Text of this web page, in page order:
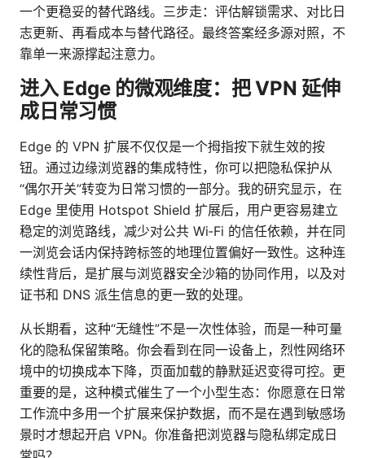
一个更稳妥的替代路线。三步走：评估解锁需求、对比日
志更新、再看成本与替代路径。最终答案经多源对照，不
靠单一来源撑起注意力。
进入 Edge 的微观维度：把 VPN 延伸
成日常习惯
Edge 的 VPN 扩展不仅仅是一个拇指按下就生效的按
钮。通过边缘浏览器的集成特性，你可以把隐私保护从
“偶尔开关”转变为日常习惯的一部分。我的研究显示，在
Edge 里使用 Hotspot Shield 扩展后，用户更容易建立
稳定的浏览路线，减少对公共 Wi‑Fi 的信任依赖，并在同
一浏览会话内保持跨标签的地理位置偏好一致性。这种连
续性背后，是扩展与浏览器安全沙箱的协同作用，以及对
证书和 DNS 派生信息的更一致的处理。
从长期看，这种“无缝性”不是一次性体验，而是一种可量
化的隐私保留策略。你会看到在同一设备上，烈性网络环
境中的切换成本下降，页面加载的静默延迟变得可控。更
重要的是，这种模式催生了一个小型生态：你愿意在日常
工作流中多用一个扩展来保护数据，而不是在遇到敏感场
景时才想起开启 VPN。你准备把浏览器与隐私绑定成日